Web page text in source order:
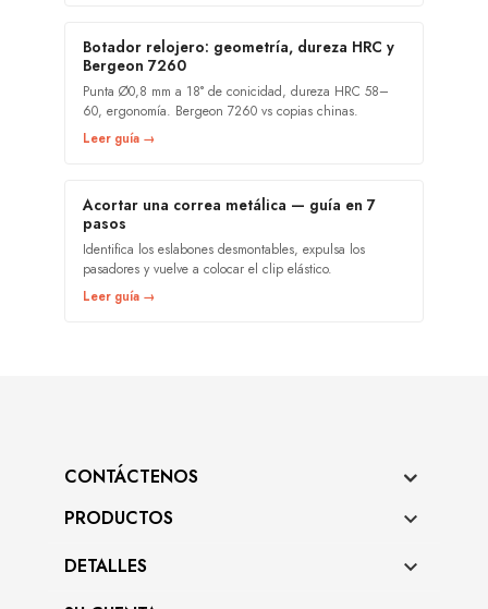
Botador relojero: geometría, dureza HRC y
Bergeon 7260
Punta Ø0,8 mm a 18° de conicidad, dureza HRC 58–
60, ergonomía. Bergeon 7260 vs copias chinas.
Leer guía →
Acortar una correa metálica — guía en 7
pasos
Identifica los eslabones desmontables, expulsa los
pasadores y vuelve a colocar el clip elástico.
Leer guía →
CONTÁCTENOS
PRODUCTOS

DETALLES 